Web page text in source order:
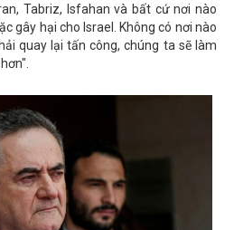
Tabriz, Isfahan và bất cứ nơi nào
gây hại cho Israel. Không có nơi nào
quay lại tấn công, chúng ta sẽ làm